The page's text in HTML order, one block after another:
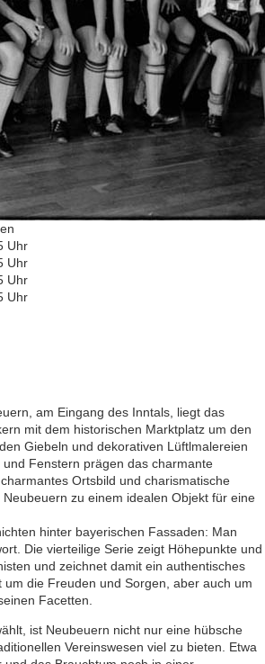
Uhr
Uhr
Uhr
Uhr
am Eingang des Inntals, liegt das
mit dem historischen Marktplatz um den
Giebeln und dekorativen Lüftlmalereien
Fenstern prägen das charmante
Ortsbild und charismatische
zu einem idealen Objekt für eine
hinter bayerischen Fassaden: Man
Die vierteilige Serie zeigt Höhepunkte und
und zeichnet damit ein authentisches
die Freuden und Sorgen, aber auch um
Facetten.
ist Neubeuern nicht nur eine hübsche
Vereinswesen viel zu bieten. Etwa